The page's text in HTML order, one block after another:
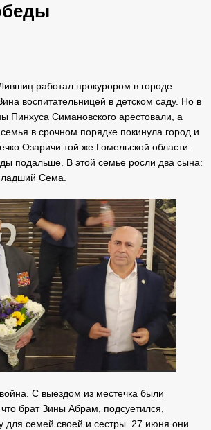
работал прокурором в городе
воспитательницей в детском саду. Но в
Пинхуса Симановского арестовали, а
в срочном порядке покинула город и
Озаричи той же Гомельской области.
подальше. В этой семье росли два сына:
Сема.
С выездом из местечка были
брат Зины Абрам, подсуетился,
для семей своей и сестры. 27 июня они